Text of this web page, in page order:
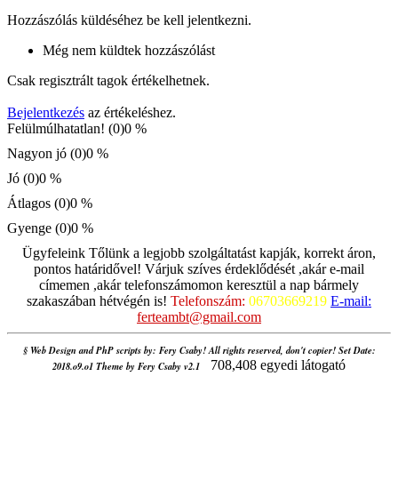
Hozzászólás küldéséhez be kell jelentkezni.
Még nem küldtek hozzászólást
Csak regisztrált tagok értékelhetnek.
Bejelentkezés az értékeléshez.
Felülmúlhatatlan! (0)0 %
Nagyon jó (0)0 %
Jó (0)0 %
Átlagos (0)0 %
Gyenge (0)0 %
Ügyfeleink Tőlünk a legjobb szolgáltatást kapják, korrekt áron,
pontos határidővel! Várjuk szíves érdeklődését ,akár e-mail
címemen ,akár telefonszámomon keresztül a nap bármely
szakaszában hétvégén is! Telefonszám: 06703669219 E-mail:
ferteambt@gmail.com
§ Web Design and PhP scripts by: Fery Csaby! All rights reserved, don't copier! Set Date:
2018.o9.o1 Theme by Fery Csaby v2.1 708,408 egyedi látogató